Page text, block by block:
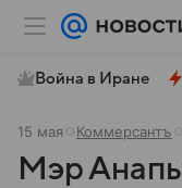
Война в Иране
15 мая Коммерсантъ
Мэр Анапы